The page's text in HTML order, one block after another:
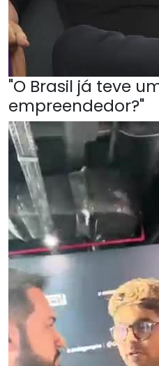
"O Brasil já teve
empreendedor?"